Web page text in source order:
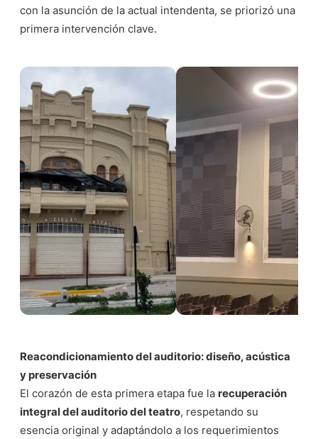
con la asunción de la actual intendenta, se priorizó una
primera intervención clave.
Reacondicionamiento del auditorio: diseño, acústica
y preservación
El corazón de esta primera etapa fue la recuperación
integral del auditorio del teatro, respetando su
esencia original y adaptándolo a los requerimientos